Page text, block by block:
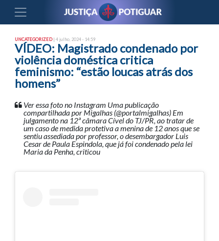
UNCATEGORIZED| 4 julho, 2024 - 14:59
VÍDEO: Magistrado condenado por
violência doméstica critica
feminismo: “estão loucas atrás dos
homens”
Ver essa foto no Instagram Uma publicação
compartilhada por Migalhas (@portalmigalhas) Em
julgamento na 12ª câmara Cível do TJ/PR, ao tratar de
um caso de medida protetiva a menina de 12 anos que se
sentiu assediada por professor, o desembargador Luis
Cesar de Paula Espindola, que já foi condenado pela lei
Maria da Penha, criticou